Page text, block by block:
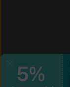
5%